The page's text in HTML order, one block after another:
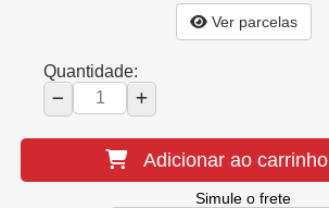
Ver parcelas
Quantidade:
Adicionar ao carrinho
Simule o frete